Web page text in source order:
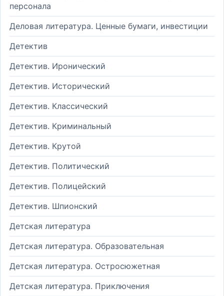
персонала
Деловая литература. Ценные бумаги, инвестиции
Детектив
Детектив. Иронический
Детектив. Исторический
Детектив. Классический
Детектив. Криминальный
Детектив. Крутой
Детектив. Политический
Детектив. Полицейский
Детектив. Шпионский
Детская литература
Детская литература. Образовательная
Детская литература. Остросюжетная
Детская литература. Приключения